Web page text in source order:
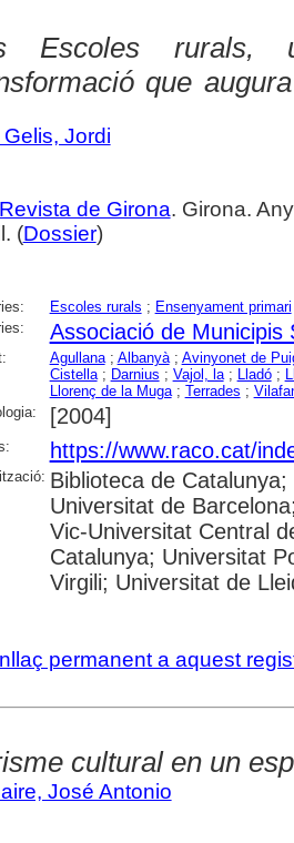
Escoles rurals,
que
Jordi
Revista de Girona. Girona.
(Dossier)
Escoles rurals ; Ensenyament primari
Associació de Municipis
Agullana; Albanyà; Avinyonet de
Cistella; Darnius ; Vajol, la; Lladó;
Llorenç de la Muga; Terrades ;
[2004]
https://www.raco.cat/
Biblioteca de
Universitat de
Vic-Universitat Central
Catalunya; Universitat
Virgili; Universitat de
permanent a aquest
cultural en un
José Antonio